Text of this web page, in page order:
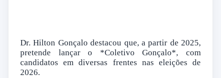
Dr. Hilton Gonçalo destacou que, a partir de 2025,
pretende lançar o *Coletivo Gonçalo*, com
candidatos em diversas frentes nas eleições de
2026.